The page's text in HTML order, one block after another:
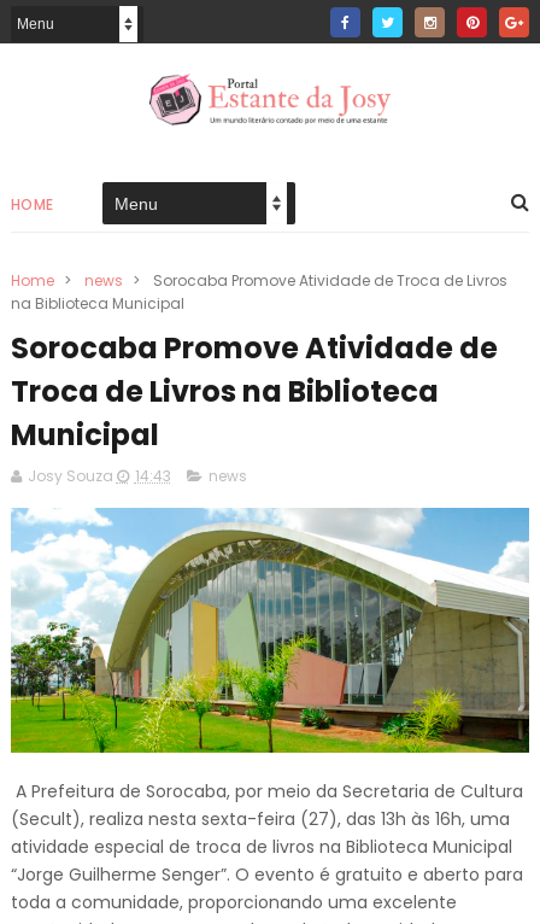
HOME
Home > news >
Sorocaba Promove Atividade de Troca de Livros
na Biblioteca Municipal
Sorocaba Promove Atividade de
Troca de Livros na Biblioteca
Municipal
Josy Souza 14:43 news
A Prefeitura de Sorocaba, por meio da Secretaria de Cultura
(Secult), realiza nesta sexta-feira (27), das 13h às 16h, uma
atividade especial de troca de livros na Biblioteca Municipal
“Jorge Guilherme Senger”. O evento é gratuito e aberto para
toda a comunidade, proporcionando uma excelente